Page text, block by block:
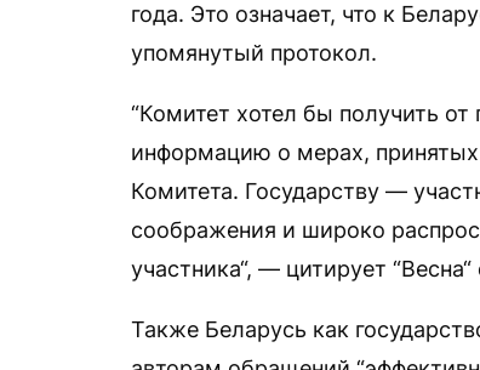
года. Это означает, что к
упомянутый протокол.
“Комитет хотел бы получить от
информацию о мерах,
Комитета. Государству —
соображения и широко
участника“, — цитирует
Также Беларусь как